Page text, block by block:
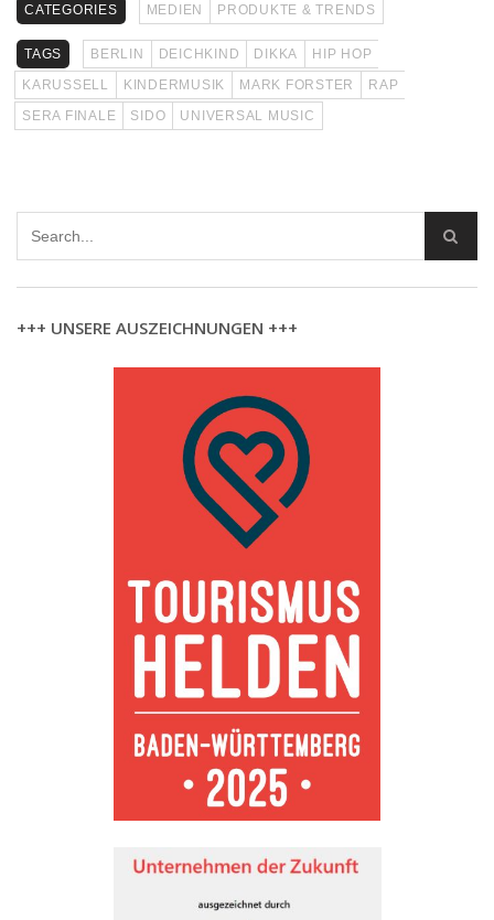
CATEGORIES MEDIEN PRODUKTE & TRENDS
TAGS BERLIN DEICHKIND DIKKA
HIP HOP
KARUSSELL
KINDERMUSIK MARK FORSTER
RAP
SERA FINALE
SIDO UNIVERSAL MUSIC
+++ UNSERE AUSZEICHNUNGEN +++